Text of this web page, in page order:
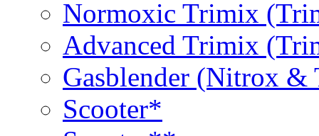
Normoxic Trimix
Advanced Trimix
Gasblender (Nitrox
Scooter*